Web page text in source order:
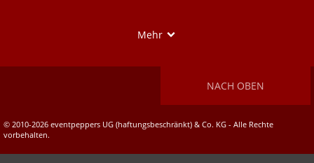
Mehr
NACH OBEN
© 2010-2026 eventpeppers UG (haftungsbeschränkt) & Co. KG - Alle Rechte
vorbehalten.